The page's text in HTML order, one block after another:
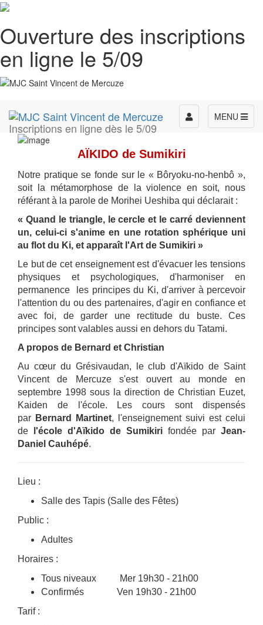
Ouverture des inscriptions
en ligne le 5/09
Inscriptions en ligne dès le 5/09
MENU
Toggle
navigation
AÏKIDO de Sumikiri
Notre pratique se fonde sur le « Bôryoku-no-henbô »,
soit la métamorphose de la violence en soit, nous
référant à la parole de Morihei Ueshiba qui déclarait :
« Quand le triangle, le cercle et le carré deviennent
un, celui-ci s'anime en une rotation sphérique uni
au flot du Ki, et apparaît l'Art de Sumikiri »
Le but de cet enseignement est d'évacuer les tensions
physiques et psychologiques, d'harmoniser en
permanence les principes du Ki, d'arriver à percevoir
l'attention du ou des partenaires, d'agir en confiance et
avec foi, de garder une rectitude du buste. Ces
principes sont valables aussi en dehors du Tatami.
A propos de Bernard et Christian
Au cœur du Grésivaudan, le club d'Aïkido de Saint
Vincent de Mercuze s'est ouvert au monde en
septembre 1998 sous la direction de Christian Euzet,
Kaiden de l'école. Les cours sont dispensés
par Bernard Martinet, l'enseignement suivi est celui
de
l'école d'Aïkido de Sumikiri fondée par Jean-
Daniel Cauhépé.
Lieu :
Salle des Tapis (Salle des Fêtes)
Public :
Adultes
Horaires :
Tous niveaux Mer 19h30 - 21h00
Confirmés Ven 19h30 - 21h00
Tarif :